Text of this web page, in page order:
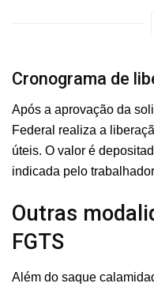
Cronograma de
Após a aprovação da
Federal realiza a
úteis. O valor é
indicada pelo
Outras
FGTS
Além do saque